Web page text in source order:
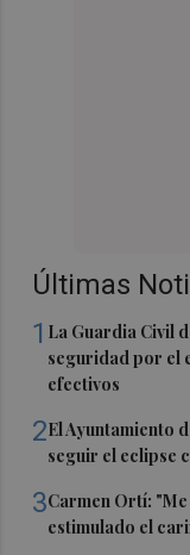
Últimas
1 La Guardia Civil
seguridad por el
efectivos
2El Ayuntamiento
seguir el eclipse
3Carmen Ortí:
estimulado el